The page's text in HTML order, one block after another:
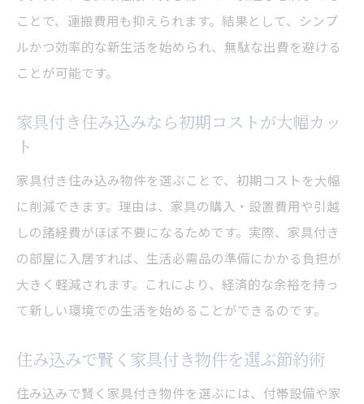
ことで、運搬費用も抑えられます。結果として、シンプ
ルかつ効率的な新生活を始められ、無駄な出費を避ける
ことが可能です。
家具付き住み込みなら初期コストが大幅カッ
ト
家具付き住み込み物件を選ぶことで、初期コストを大幅
に削減できます。理由は、家具の購入・設置費用や引越
しの諸経費がほぼ不要になるためです。実際、家具付き
の部屋に入居すれば、生活必需品の準備にかかる負担が
大きく軽減されます。これにより、経済的な余裕を持っ
て新しい環境での生活を始めることができるのです。
住み込みで賢く家具付き物件を選ぶ節約術
住み込みで賢く家具付き物件を選ぶには、付帯設備や家